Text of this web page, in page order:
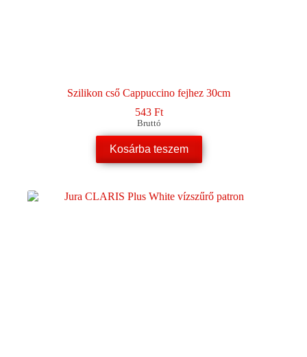
Szilikon cső Cappuccino fejhez 30cm
543 Ft
Bruttó
Kosárba teszem